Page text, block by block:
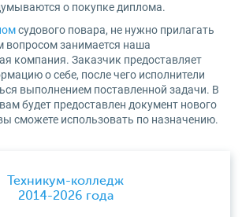
о покупке диплома.
судового повара, не нужно прилагать
вопросом занимается наша
компания. Заказчик предоставляет
о себе, после чего исполнители
выполнением поставленной задачи. В
будет предоставлен документ нового
сможете использовать по назначению.
Техникум-колледж
2014-2026 года